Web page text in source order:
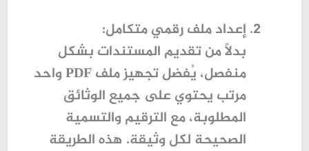
إعداد ملف رقمي متكامل:
بدلاً من تقديم المستندات بشكل
منفصل، يُفضل تجهيز
ملف PDF واحد
مرتب يحتوي على جميع الوثائق
المطلوبة، مع الترقيم والتسمية
الصحيحة لكل وثيقة. هذه الطريقة